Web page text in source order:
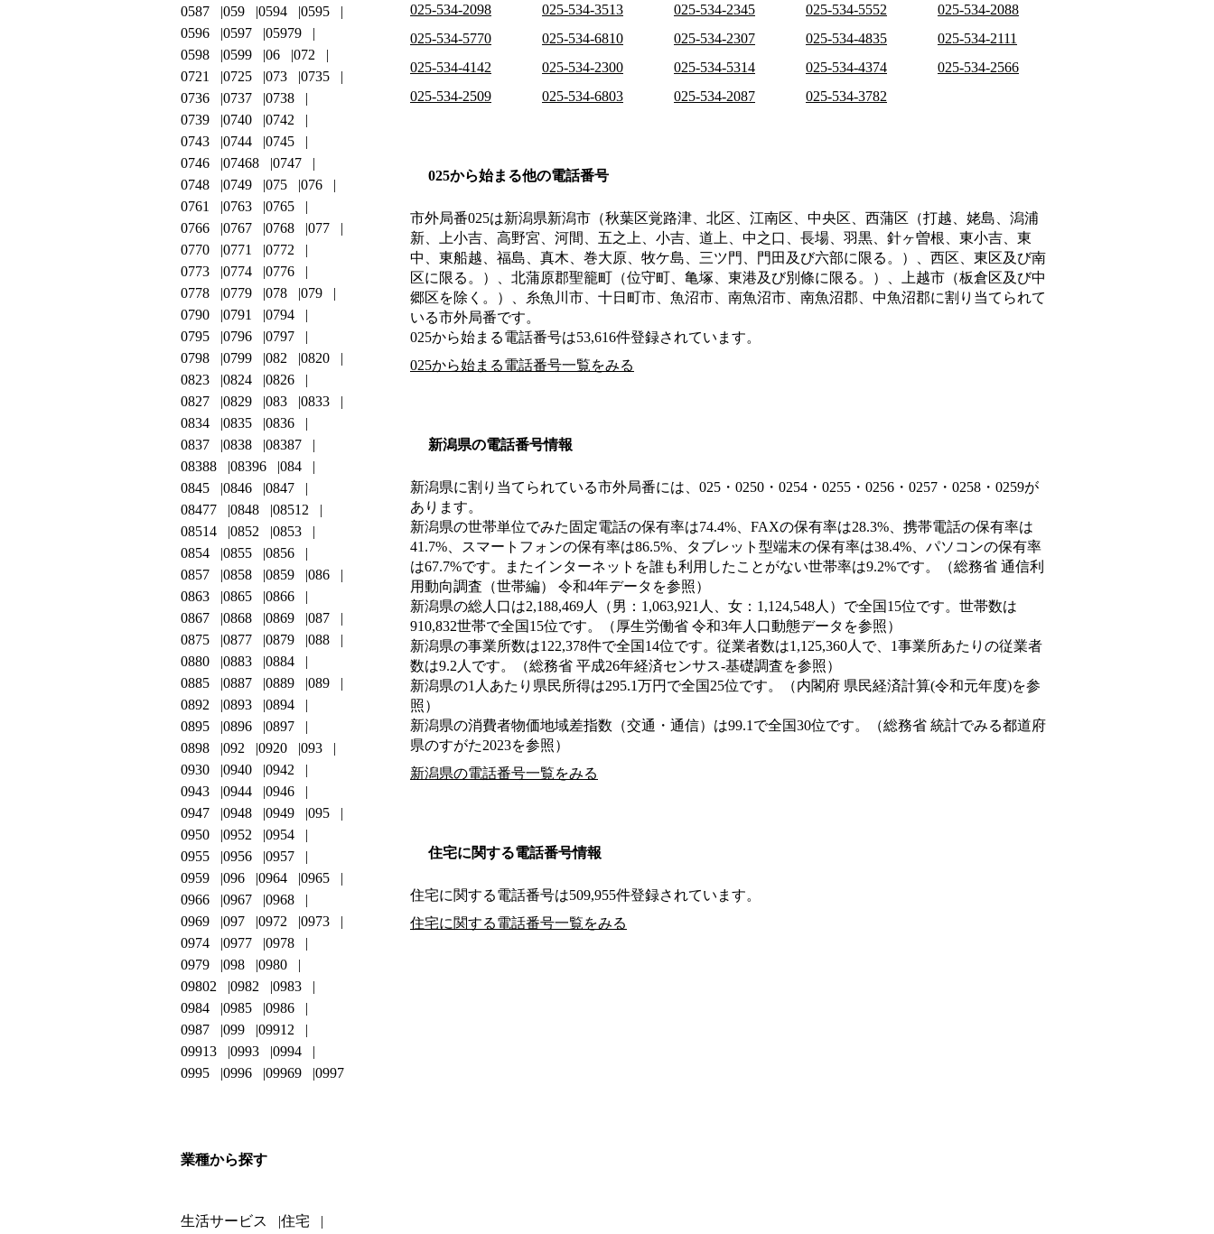
025-534-2098
025-534-3513 025-534-2345 025-534-5552
025-534-2088
025-534-5770
025-534-6810 025-534-2307 025-534-4835
025-534-2111
025-534-4142
025-534-2300 025-534-5314 025-534-4374
025-534-2566
025-534-2509
025-534-6803 025-534-2087 025-534-3782
025から始まる他の電話番号
市外局番025は新潟県新潟市（秋葉区覚路津、北区、江南区、中央区、西蒲区（打越、姥島、潟浦
新、上小吉、高野宮、河間、五之上、小吉、道上、中之口、長場、羽黒、針ヶ曽根、東小吉、東
中、東船越、福島、真木、巻大原、牧ケ島、三ツ門、門田及び六部に限る。）、西区、東区及び南
区に限る。）、北蒲原郡聖籠町（位守町、亀塚、東港及び別條に限る。）、上越市（板倉区及び中
郷区を除く。）、糸魚川市、十日町市、魚沼市、南魚沼市、南魚沼郡、中魚沼郡に割り当てられて
いる市外局番です。
025から始まる電話番号は53,616件登録されています。
025から始まる電話番号一覧をみる
新潟県の電話番号情報
新潟県に割り当てられている市外局番には、025・0250・0254・0255・0256・0257・0258・0259が
あります。
新潟県の世帯単位でみた固定電話の保有率は74.4%、FAXの保有率は28.3%、携帯電話の保有率は
41.7%、スマートフォンの保有率は86.5%、タブレット型端末の保有率は38.4%、パソコンの保有率
は67.7%です。またインターネットを誰も利用したことがない世帯率は9.2%です。（総務省 通信利
用動向調査（世帯編） 令和4年データを参照）
新潟県の総人口は2,188,469人（男：1,063,921人、女：1,124,548人）で全国15位です。世帯数は
910,832世帯で全国15位です。（厚生労働省 令和3年人口動態データを参照）
新潟県の事業所数は122,378件で全国14位です。従業者数は1,125,360人で、1事業所あたりの従業者
数は9.2人です。（総務省 平成26年経済センサス‐基礎調査を参照）
新潟県の1人あたり県民所得は295.1万円で全国25位です。（内閣府 県民経済計算(令和元年度)を参
照）
新潟県の消費者物価地域差指数（交通・通信）は99.1で全国30位です。（総務省 統計でみる都道府
県のすがた2023を参照）
新潟県の電話番号一覧をみる
住宅に関する電話番号情報
住宅に関する電話番号は509,955件登録されています。
住宅に関する電話番号一覧をみる
0587
059 0594
0595
0596
0597
05979
0598
0599 06
072
0721
0725 073
0735
0736
0737
0738
0739
0740
0742
0743
0744
0745
0746
07468
0747
0748
0749 075
076
0761
0763
0765
0766
0767 0768
077
0770
0771
0772
0773
0774
0776
0778
0779 078
079
0790
0791
0794
0795
0796
0797
0798
0799 082
0820
0823
0824
0826
0827
0829 083
0833
0834
0835
0836
0837
0838
08387
08388
08396
084
0845
0846
0847
08477
0848
08512
08514
0852
0853
0854
0855
0856
0857
0858 0859
086
0863
0865
0866
0867
0868 0869
087
0875
0877 0879
088
0880
0883
0884
0885
0887 0889
089
0892
0893
0894
0895
0896
0897
0898
092 0920
093
0930
0940
0942
0943
0944
0946
0947
0948 0949
095
0950
0952
0954
0955
0956
0957
0959
096 0964
0965
0966
0967
0968
0969
097 0972
0973
0974
0977
0978
0979
098
0980
09802
0982
0983
0984
0985
0986
0987
099
09912
09913
0993
0994
0995
0996 09969 0997
業種から探す
生活サービス 住宅